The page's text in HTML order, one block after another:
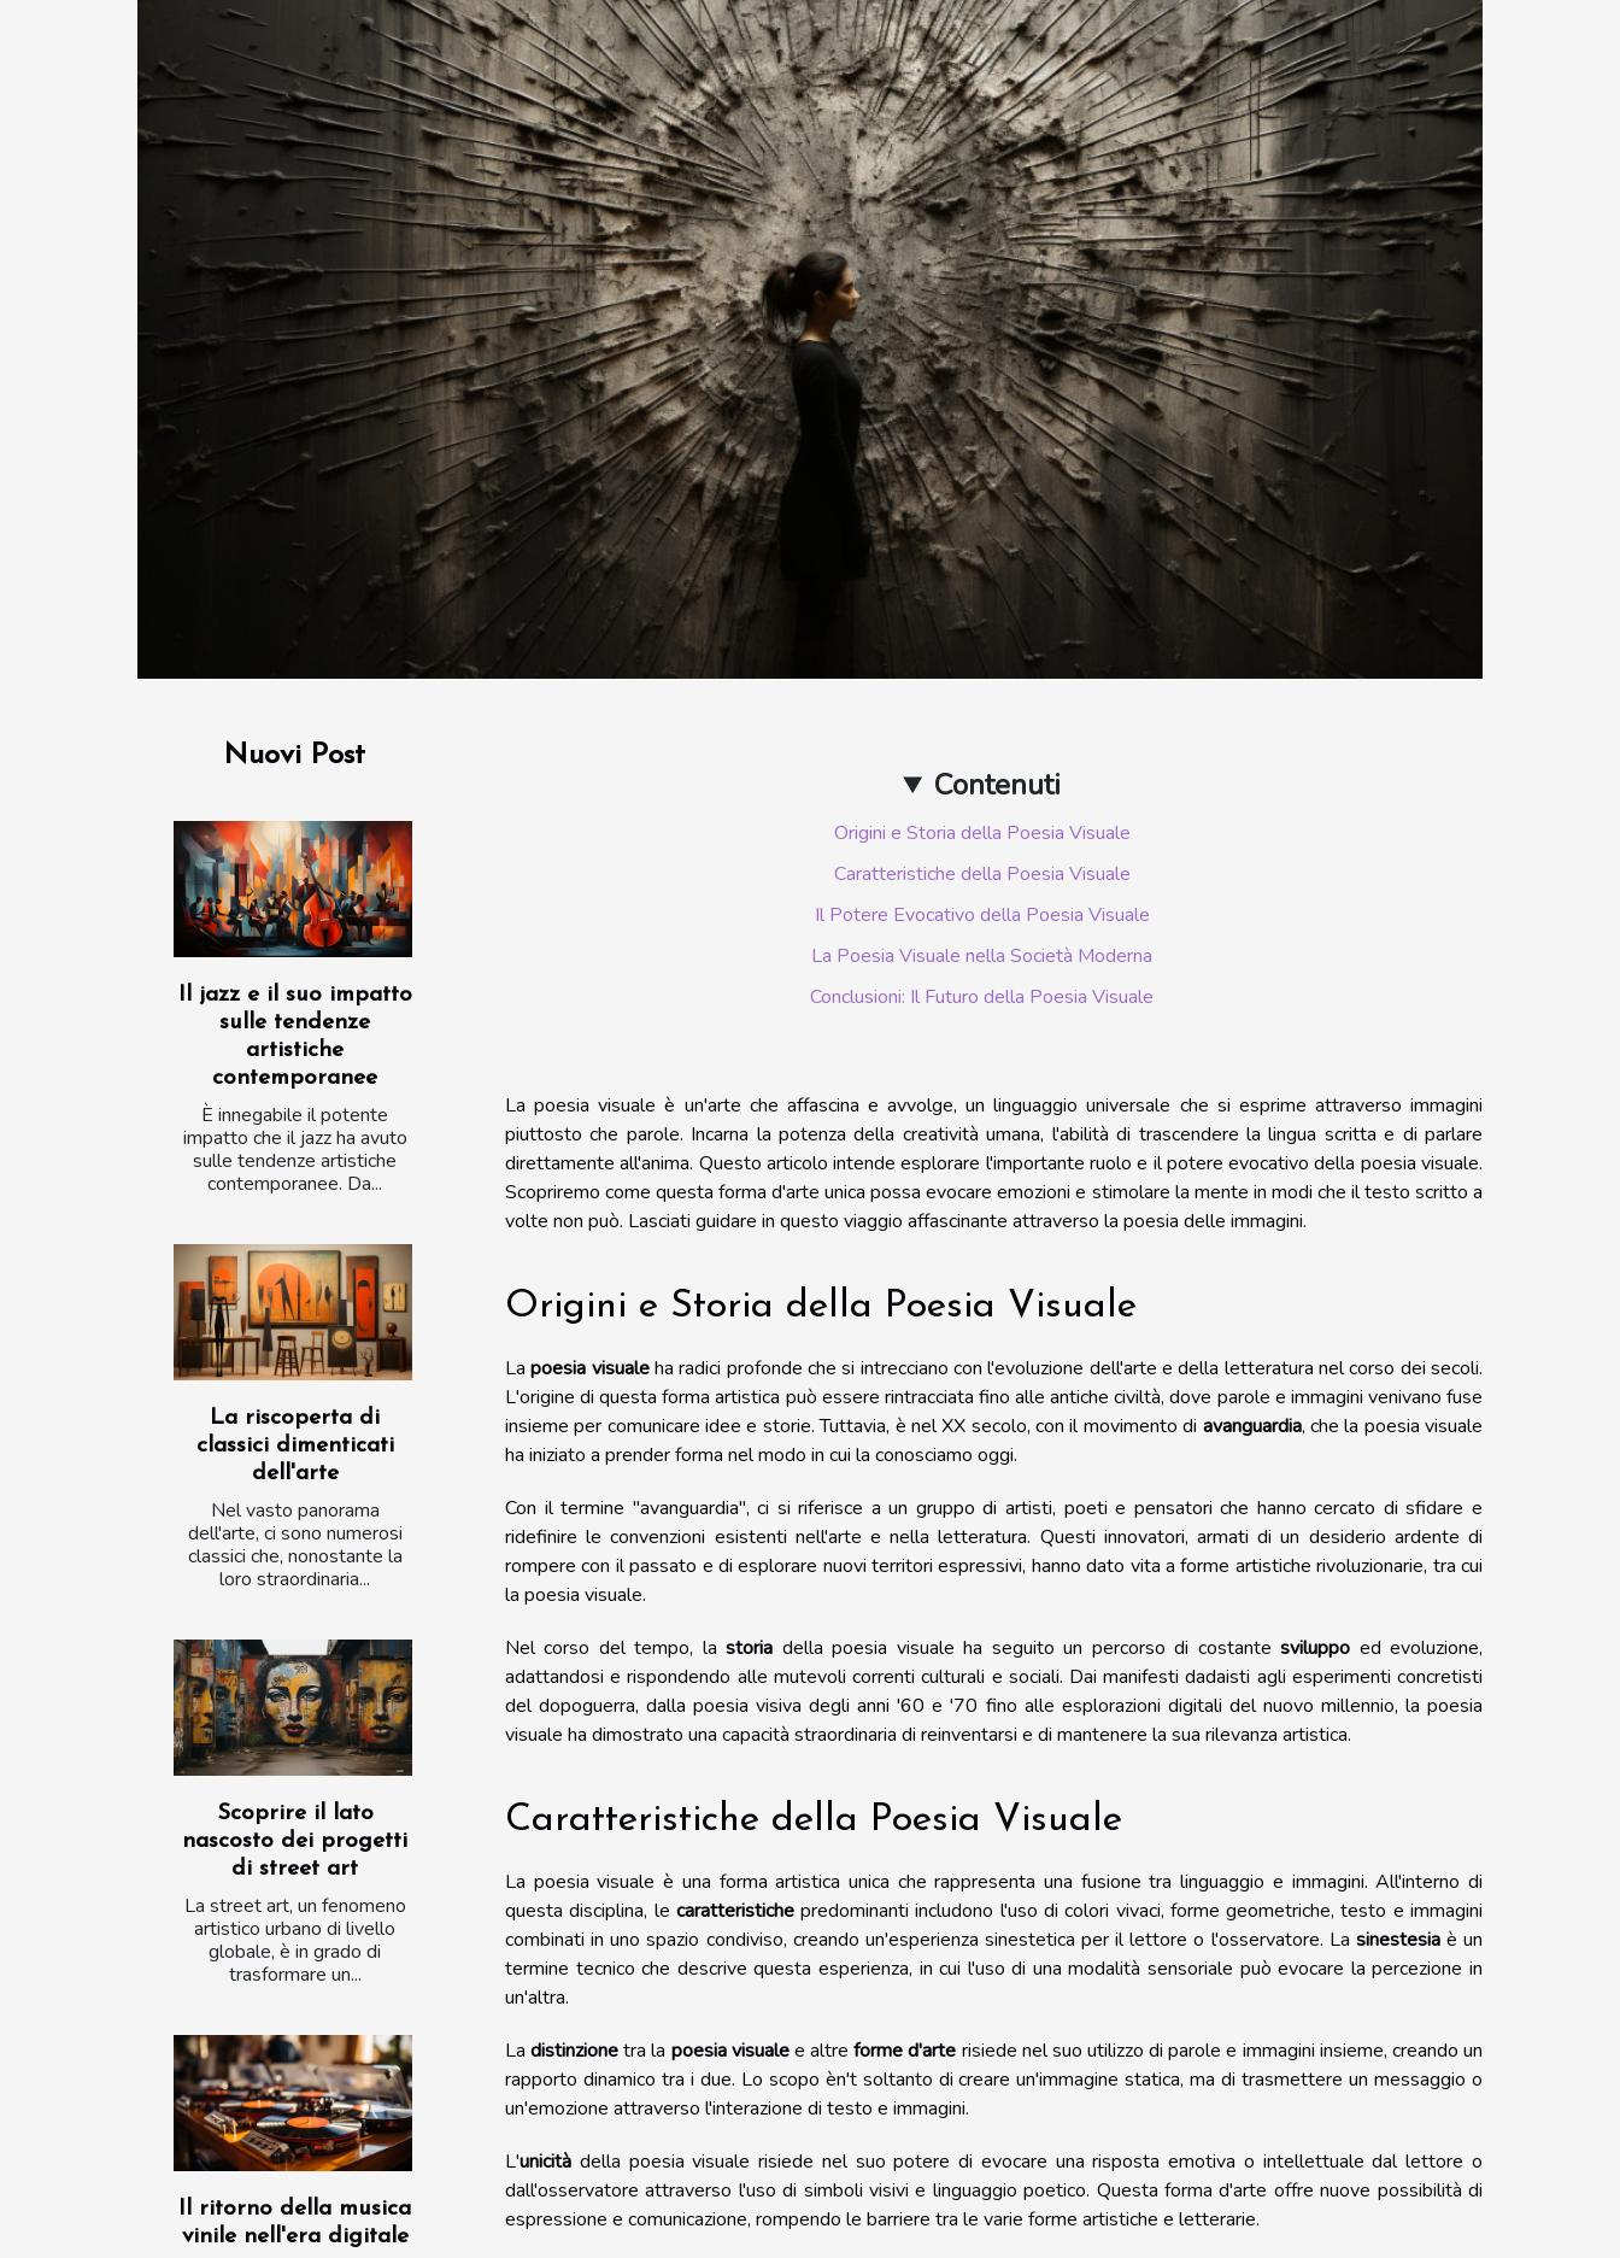
Nuovi Post
Il jazz e il suo impatto
sulle tendenze
artistiche
contemporanee
È innegabile il potente
impatto che il jazz ha avuto
sulle tendenze artistiche
contemporanee. Da...
La riscoperta di
classici dimenticati
dell'arte
Nel vasto panorama
dell'arte, ci sono numerosi
classici che, nonostante la
loro straordinaria...
Scoprire il lato
nascosto dei progetti
di street art
La street art, un fenomeno
artistico urbano di livello
globale, è in grado di
trasformare un...
Il ritorno della musica
vinile nell'era digitale
Contenuti
Origini e Storia della Poesia Visuale
Caratteristiche della Poesia Visuale
Il Potere Evocativo della Poesia Visuale
La Poesia Visuale nella Società Moderna
Conclusioni: Il Futuro della Poesia Visuale
La poesia visuale è un'arte che affascina e avvolge, un linguaggio universale che si esprime attraverso immagini
piuttosto che parole. Incarna la potenza della creatività umana, l'abilità di trascendere la lingua scritta e di parlare
direttamente all'anima. Questo articolo intende esplorare l'importante ruolo e il potere evocativo della poesia visuale.
Scopriremo come questa forma d'arte unica possa evocare emozioni e stimolare la mente in modi che il testo scritto a
volte non può. Lasciati guidare in questo viaggio affascinante attraverso la poesia delle immagini.
Origini e Storia della Poesia Visuale
Lapoesia visualeha radici profonde che si intrecciano con l'evoluzione dell'arte e della letteratura nel corso dei secoli.
L'origine di questa forma artistica può essere rintracciata fino alle antiche civiltà, dove parole e immagini venivano fuse
insieme per comunicare idee e storie. Tuttavia, è nel XX secolo, con il movimento di avanguardia, che la poesia visuale
ha iniziato a prender forma nel modo in cui la conosciamo oggi.
Con il termine "avanguardia", ci si riferisce a un gruppo di artisti, poeti e pensatori che hanno cercato di sfidare e
ridefinire le convenzioni esistenti nell'arte e nella letteratura. Questi innovatori, armati di un desiderio ardente di
rompere con il passato e di esplorare nuovi territori espressivi, hanno dato vita a forme artistiche rivoluzionarie, tra cui
la poesia visuale.
Nel corso del tempo, lastoria della poesia visuale ha seguito un percorso di costantesviluppo ed evoluzione,
adattandosi e rispondendo alle mutevoli correnti culturali e sociali. Dai manifesti dadaisti agli esperimenti concretisti
del dopoguerra, dalla poesia visiva degli anni '60 e '70 fino alle esplorazioni digitali del nuovo millennio, la poesia
visuale ha dimostrato una capacità straordinaria di reinventarsi e di mantenere la sua rilevanza artistica.
Caratteristiche della Poesia Visuale
La poesia visuale è una forma artistica unica che rappresenta una fusione tra linguaggio e immagini. All'interno di
questa disciplina, le caratteristichepredominanti includono l'uso di colori vivaci, forme geometriche, testo e immagini
combinati in uno spazio condiviso, creando un'esperienza sinestetica per il lettore o l'osservatore. La sinestesiaè un
termine tecnico che descrive questa esperienza, in cui l'uso di una modalità sensoriale può evocare la percezione in
un'altra.
Ladistinzionetra la poesia visualee altreforme d'arte risiede nel suo utilizzo di parole e immagini insieme, creando un
rapporto dinamico tra i due. Lo scopo èn't soltanto di creare un'immagine statica, ma di trasmettere un messaggio o
un'emozione attraverso l'interazione di testo e immagini.
L'unicità della poesia visuale risiede nel suo potere di evocare una risposta emotiva o intellettuale dal lettore o
dall'osservatore attraverso l'uso di simboli visivi e linguaggio poetico. Questa forma d'arte offre nuove possibilità di
espressione e comunicazione, rompendo le barriere tra le varie forme artistiche e letterarie.